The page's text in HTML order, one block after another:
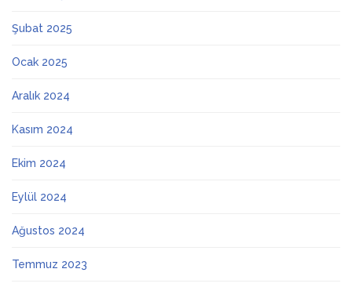
Şubat 2025
Ocak 2025
Aralık 2024
Kasım 2024
Ekim 2024
Eylül 2024
Ağustos 2024
Temmuz 2023